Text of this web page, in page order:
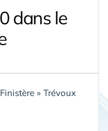
dans le
Finistère » Trévoux